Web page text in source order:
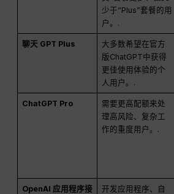
少于“Plus”套餐的用
户。.
聊天 GPT Plus
大多数希望在官方
版ChatGPT中获得
更佳使用体验的个
人用户。.
ChatGPT Pro
需要更高配额来处
理高风险、复杂工
作的重度用户。.
OpenAI 应用程序接
开发应用程序、自